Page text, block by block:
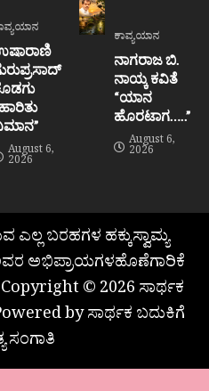
August 6,
2026
ಕಾವ್ಯಯಾನ
ನಾಗರಾಜ ಬಿ.
ನಾಯ್ಕ ಕವಿತೆ
“ಯಾನ
ಹೊರಟಾಗ…..”
August 6,
2026
ಎಲ್ಲ ಬರಹಗಳ ಹಕ್ಕುಸ್ವಾಮ್ಯ
ಅಭಿಪ್ರಾಯಗಳಹೊಣೆಗಾರಿಕೆ
© 2026 ಸಾರ್ಥಕ
by ಸಾರ್ಥಕ ಬದುಕಿಗೆ
ಸಂಗಾತಿ